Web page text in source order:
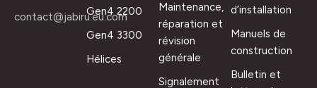
contact@jabiru.eu.com
Gen4 2200
Gen4 3300
Hélices
Maintenance,
réparation et
révision
générale
Signalement
d’installation
Manuels de
construction
Bulletin et